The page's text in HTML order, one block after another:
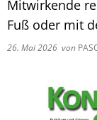
Mitwirkende
Fuß oder mit
26. Mai 2026 von